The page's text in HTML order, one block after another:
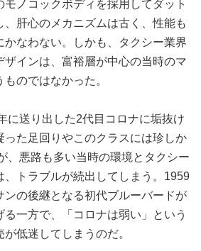
ノコックボディを採用してダット
肝心のメカニズムは古く、性能も
かなわない。しかも、タクシー業界
ザインは、富裕層が中心の当時のマ
のではなかった。
に送り出した2代目コロナに垢抜け
った足回りやこのクラスには珍しか
、悪路も多い当時の環境とタクシー
、トラブルが続出してしまう。1959
ンの後継となる初代ブルーバードが
一方で、「コロナは弱い」という
低迷してしまうのだ。